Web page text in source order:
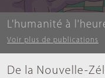
L'humanité à
Voir plus de publications
De la Nouvelle-